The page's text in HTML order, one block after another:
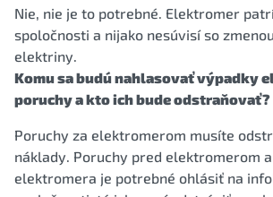
Nie, nie je to potrebné. Elektromer
spoločnosti a nijako nesúvisí so
elektriny.
Komu sa budú nahlasovať výpadky
poruchy a kto ich bude odstraňovať?
Poruchy za elektromerom musíte
náklady. Poruchy pred elektromerom
elektromera je potrebné ohlásiť na